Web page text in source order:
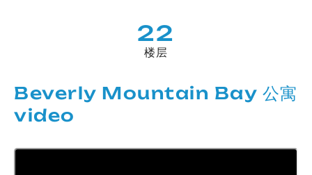
22
楼层
Beverly Mountain Bay 公寓
video